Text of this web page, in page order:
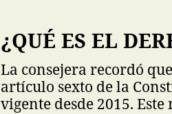
¿QUÉ ES EL
La consejera recordó
artículo sexto de la
vigente desde 2015.